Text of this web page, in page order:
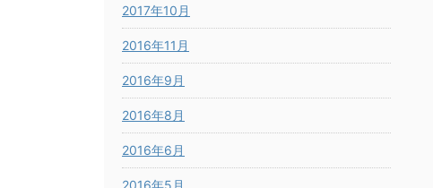
2017年10月
2016年11月
2016年9月
2016年8月
2016年6月
2016年5月